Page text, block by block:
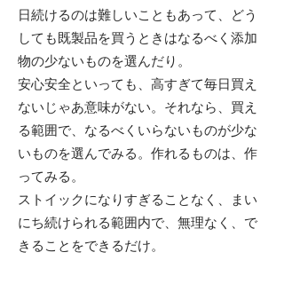
日続けるのは難しいこともあって、どう
しても既製品を買うときはなるべく添加
物の少ないものを選んだり。
安心安全といっても、高すぎて毎日買え
ないじゃあ意味がない。それなら、買え
る範囲で、なるべくいらないものが少な
いものを選んでみる。作れるものは、作
ってみる。
ストイックになりすぎることなく、まい
にち続けられる範囲内で、無理なく、で
きることをできるだけ。